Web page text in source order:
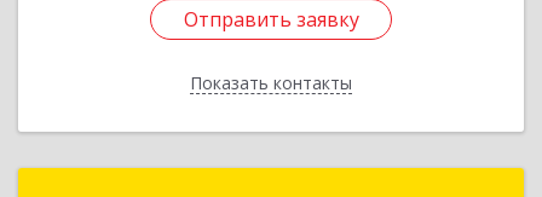
Отправить заявку
Показать контакты
Отправить заявку
Назад